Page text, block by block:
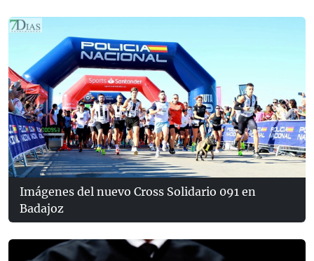
Imágenes del nuevo Cross Solidario 091 en
Badajoz